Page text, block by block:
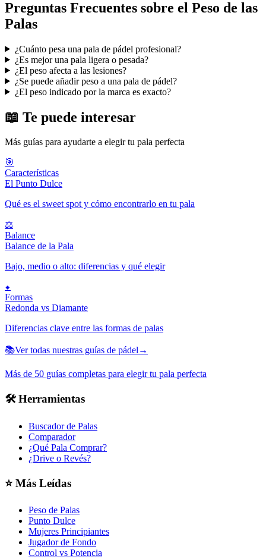
Preguntas Frecuentes sobre el Peso de las
Palas
¿Cuánto pesa una pala de pádel profesional?
¿Es mejor una pala ligera o pesada?
¿El peso afecta a las lesiones?
¿Se puede añadir peso a una pala de pádel?
¿El peso indicado por la marca es exacto?
📖 Te puede interesar
Más guías para ayudarte a elegir tu pala perfecta
🎯
Características
El Punto Dulce
Qué es el sweet spot y cómo encontrarlo en tu pala
⚖️
Balance
Balance de la Pala
Bajo, medio o alto: diferencias y qué elegir
⬥
Formas
Redonda vs Diamante
Diferencias clave entre las formas de palas
📚Ver todas nuestras guías de pádel→
Más de 50 guías completas para elegir tu pala perfecta
🛠️Herramientas
Buscador de Palas
Comparador
¿Qué Pala Comprar?
¿Drive o Revés?
⭐Más Leídas
Peso de Palas
Punto Dulce
Mujeres Principiantes
Jugador de Fondo
Control vs Potencia